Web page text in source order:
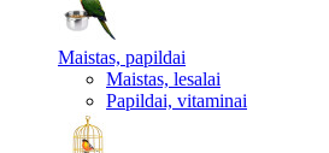
Maistas, papildai
Maistas, lesalai
Papildai, vitaminai